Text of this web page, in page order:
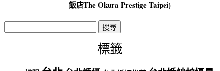
飯店The Okura Prestige Taipei}
搜
尋
標籤